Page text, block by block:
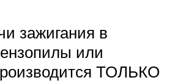
зажигания в
или
ТОЛЬКО